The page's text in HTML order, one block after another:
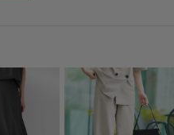
用サイズ：02（M）